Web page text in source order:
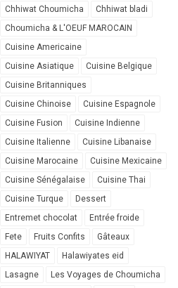
Chhiwat Choumicha
Chhiwat bladi
Choumicha & L'OEUF MAROCAIN
Cuisine Americaine
Cuisine Asiatique
Cuisine Belgique
Cuisine Britanniques
Cuisine Chinoise
Cuisine Espagnole
Cuisine Fusion
Cuisine Indienne
Cuisine Italienne
Cuisine Libanaise
Cuisine Marocaine
Cuisine Mexicaine
Cuisine Sénégalaise
Cuisine Thai
Cuisine Turque
Dessert
Entremet chocolat
Entrée froide
Fete
Fruits Confits
Gâteaux
HALAWIYAT
Halawiyates eid
Lasagne
Les Voyages de Choumicha